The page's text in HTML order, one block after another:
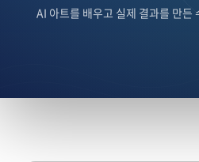
AI 아트를 배우고 실제 결과를 만든